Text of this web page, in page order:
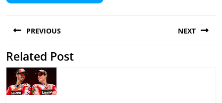
de
l’article
PREVIOUS
Previous
post:
NEXT
Related Post